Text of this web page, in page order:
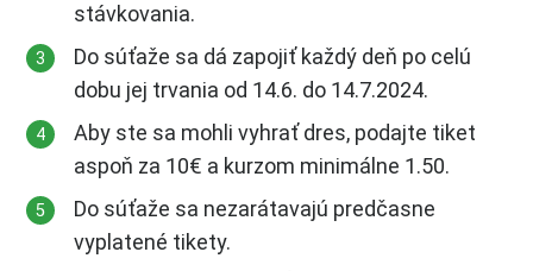
stávkovania.
Do súťaže sa dá zapojiť každý deň po celú
dobu jej trvania od 14.6. do 14.7.2024.
Aby ste sa mohli vyhrať dres, podajte tiket
aspoň za 10€ a kurzom minimálne 1.50.
Do súťaže sa nezarátavajú predčasne
vyplatené tikety.